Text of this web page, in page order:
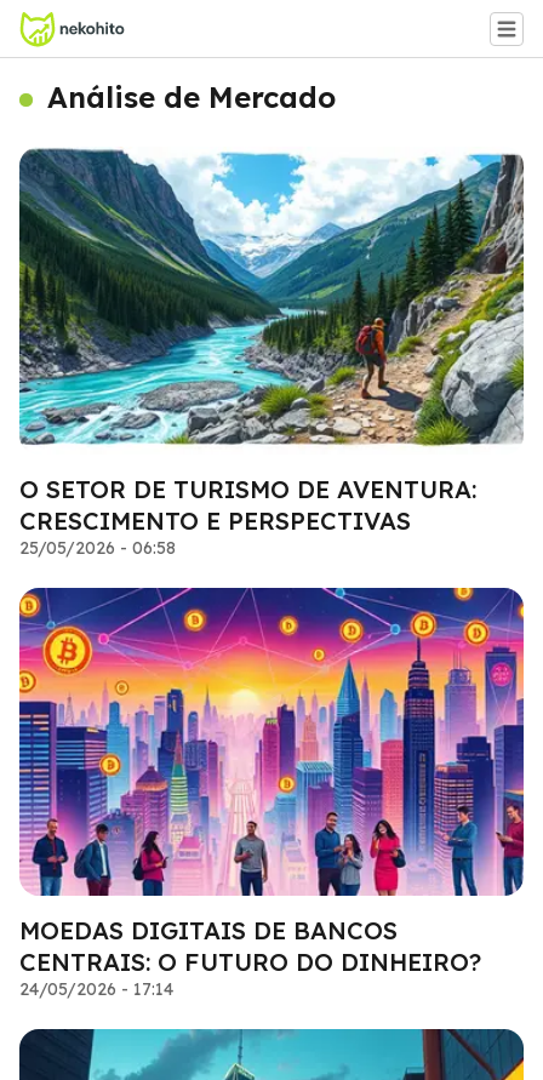
Análise de Mercado
O SETOR DE TURISMO DE AVENTURA:
CRESCIMENTO E PERSPECTIVAS
25/05/2026 - 06:58
MOEDAS DIGITAIS DE BANCOS
CENTRAIS: O FUTURO DO DINHEIRO?
24/05/2026 - 17:14